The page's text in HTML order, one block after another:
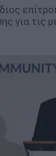
για τις